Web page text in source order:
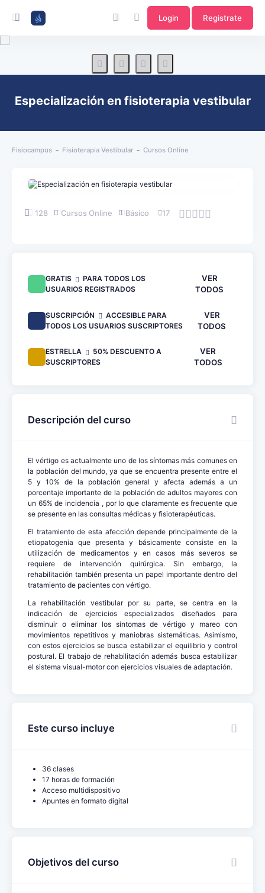
Login Registrate
Especialización en fisioterapia vestibular
Fisiocampus Fisioterapia Vestibular Cursos Online
128 Cursos Online Básico 17
GRATIS
PARA TODOS LOS
USUARIOS REGISTRADOS
VER
TODOS
SUSCRIPCIÓN
ACCESIBLE PARA
TODOS LOS USUARIOS SUSCRIPTORES
VER
TODOS
ESTRELLA
50% DESCUENTO A
SUSCRIPTORES
VER
TODOS
Descripción del curso
El vértigo es actualmente uno de los síntomas más comunes en
la población del mundo, ya que se encuentra presente entre el
5 y 10% de la población general y afecta además a un
porcentaje importante de la población de adultos mayores con
un 65% de incidencia , por lo que claramente es frecuente que
se presente en las consultas médicas y fisioterapéuticas.
El tratamiento de esta afección depende principalmente de la
etiopatogenia que presenta y básicamente consiste en la
utilización de medicamentos y en casos más severos se
requiere de intervención quirúrgica. Sin embargo, la
rehabilitación también presenta un papel importante dentro del
tratamiento de pacientes con vértigo.
La rehabilitación vestibular por su parte, se centra en la
indicación de ejercicios especializados diseñados para
disminuir o eliminar los síntomas de vértigo y mareo con
movimientos repetitivos y maniobras sistemáticas. Asimismo,
con estos ejercicios se busca estabilizar el equilibrio y control
postural. El trabajo de rehabilitación además busca estabilizar
el sistema visual-motor con ejercicios visuales de adaptación.
Este curso incluye
36 clases
17 horas de formación
Acceso multidispositivo
Apuntes en formato digital
Objetivos del curso